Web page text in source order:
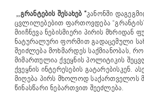
,,გრანტების შესახებ “კანონში
ცვლილებებით ფართოვდება
მიიჩნევა ნებისმიერი პირის მხრიდან
ნატურალური ფორმით გადაცემული
შეიძლება მოხმარდეს საქმიანობას,
მიმართულია ქვეყნის პოლიტიკის
ქვეყნის ინტერესების გატარებისკენ.
მიღება პირს მხოლოდ საქართველოს
წინასწარი ნებართვით შეეძლება.